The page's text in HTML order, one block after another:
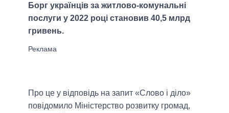
Борг українців за житлово-комунальні
послуги у 2022 році становив 40,5 млрд
гривень.
Про це у відповідь на запит «Слово і діло»
повідомило Міністерство розвитку громад,